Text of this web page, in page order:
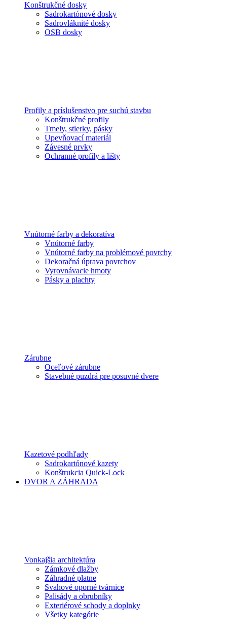
Konštrukčné dosky
Sadrokartónové dosky
Sadrovláknité dosky
OSB dosky
Profily a príslušenstvo pre suchú stavbu
Konštrukčné profily
Tmely, stierky, pásky
Upevňovací materiál
Závesné prvky
Ochranné profily a lišty
Vnútorné farby a dekoratíva
Vnútorné farby
Vnútorné farby na problémové povrchy
Dekoračná úprava povrchov
Vyrovnávacie hmoty
Pásky a plachty
Zárubne
Oceľové zárubne
Stavebné puzdrá pre posuvné dvere
Kazetové podhľady
Sadrokartónové kazety
Konštrukcia Quick-Lock
DVOR A ZÁHRADA
Vonkajšia architektúra
Zámkové dlažby
Záhradné platne
Svahové oporné tvárnice
Palisády a obrubníky
Exteriérové schody a doplnky
Všetky kategórie